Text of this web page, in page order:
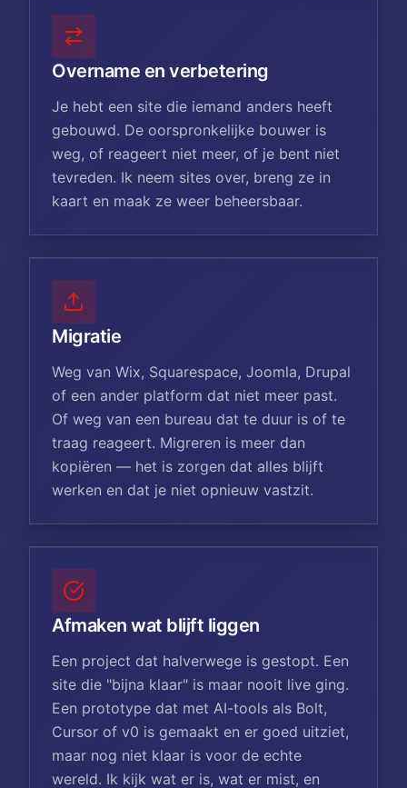
Overname en verbetering
Je hebt een site die iemand anders heeft
gebouwd. De oorspronkelijke bouwer is
weg, of reageert niet meer, of je bent niet
tevreden. Ik neem sites over, breng ze in
kaart en maak ze weer beheersbaar.
Migratie
Weg van Wix, Squarespace, Joomla, Drupal
of een ander platform dat niet meer past.
Of weg van een bureau dat te duur is of te
traag reageert. Migreren is meer dan
kopiëren — het is zorgen dat alles blijft
werken en dat je niet opnieuw vastzit.
Afmaken wat blijft liggen
Een project dat halverwege is gestopt. Een
site die "bijna klaar" is maar nooit live ging.
Een prototype dat met AI-tools als Bolt,
Cursor of v0 is gemaakt en er goed uitziet,
maar nog niet klaar is voor de echte
wereld. Ik kijk wat er is, wat er mist, en